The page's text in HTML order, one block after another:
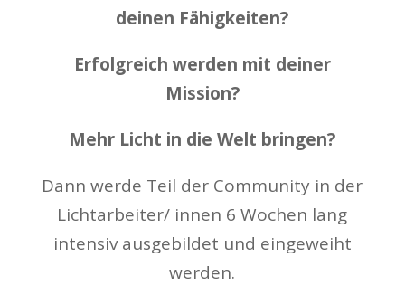
deinen Fähigkeiten?
Erfolgreich werden mit deiner
Mission?
Mehr Licht in die Welt bringen?
Dann werde Teil der Community in der
Lichtarbeiter/ innen 6 Wochen lang
intensiv ausgebildet und eingeweiht
werden.